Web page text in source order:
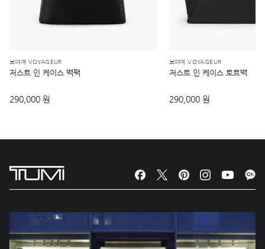
보야져 VOYAGEUR
저스트 인 케이스 백팩
290,000 원
보야져 VOYAGEUR
저스트 인 케이스 토트백
290,000 원